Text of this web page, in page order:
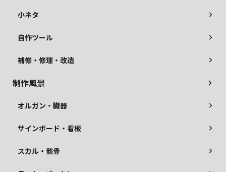
小ネタ
自作ツール
補修・修理・改造
制作風景
オルガン・臓器
サインボード・看板
スカル・骸骨